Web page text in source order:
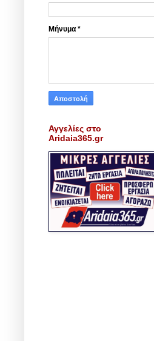
Μήνυμα *
Αγγελίες στο
Aridaia365.gr